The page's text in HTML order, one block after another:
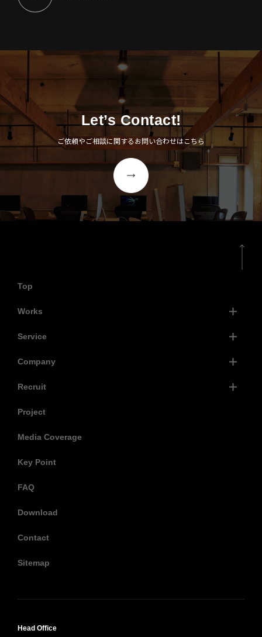
Let’s Contact!
ご依頼やご相談に関するお問い合わせはこちら
Top
Works
Service
Company
Recruit
Project
Media Coverage
Key Point
FAQ
Download
Contact
Sitemap
Head Office